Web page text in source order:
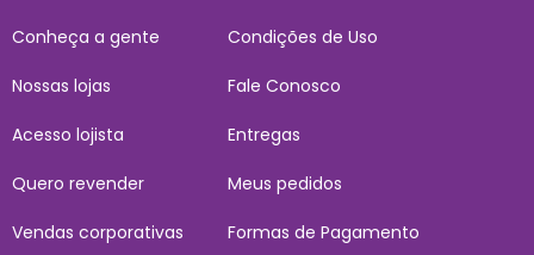
Conheça a gente
Nossas lojas
Acesso lojista
Quero revender
Vendas corporativas
Condições de Uso
Fale Conosco
Entregas
Meus pedidos
Formas de Pagamento